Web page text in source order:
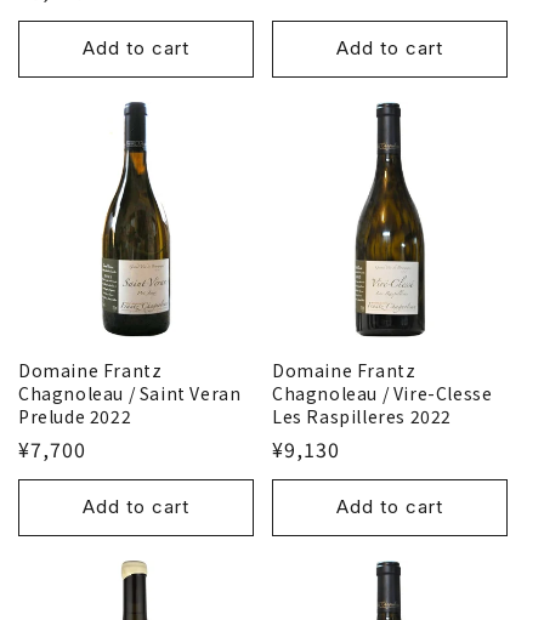
Add to cart Add to cart
Domaine Frantz
Chagnoleau / Saint Veran
Prelude 2022
¥7,700
Add to cart
Domaine Frantz
Chagnoleau / Vire-Clesse
Les Raspilleres 2022
¥9,130
Add to cart